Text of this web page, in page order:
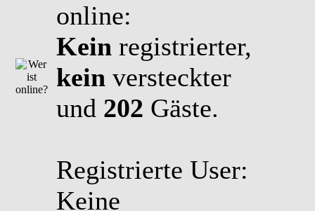
online:
Kein registrierter,
kein versteckter
und 202 Gäste.
Registrierte User:
Keine